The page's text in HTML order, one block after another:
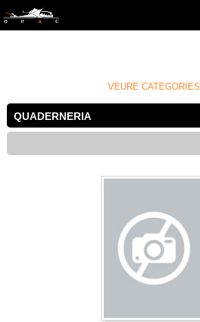
VEURE CATEGORIES
QUADERNERIA